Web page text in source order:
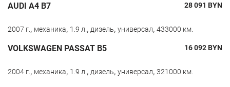
AUDI A4 B7 28 091 BYN
2007 г., механика, 1.9 л., дизель, универсал, 433000 км.
VOLKSWAGEN PASSAT B5 16 092BYN
2004 г., механика, 1.9 л., дизель, универсал, 321000 км.